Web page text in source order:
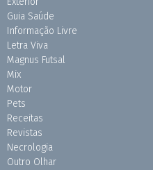
Guia Saúde
Informação Livre
Letra Viva
Magnus Futsal
Mix
Motor
Pets
Receitas
Revistas
Necrologia
Outro Olhar